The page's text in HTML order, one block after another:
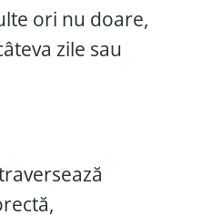
ori nu doare,
zile sau